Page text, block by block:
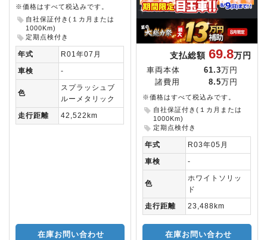
※価格はすべて税込みです。
自社保証付き(１カ月または
1000Km)
定期点検付き
年式
R01年07月
車検
-
色
スプラッシュブ
ルーメタリック
走行距離
42,522km
在庫お問い合わせ
支払総額 69.8万円
車両本体 61.3 万円
諸費用
8.5 万円
※価格はすべて税込みです。
自社保証付き(１カ月または
1000Km)
定期点検付き
年式
R03年05月
車検
-
色
ホワイトソリッ
ド
走行距離
23,488km
在庫お問い合わせ